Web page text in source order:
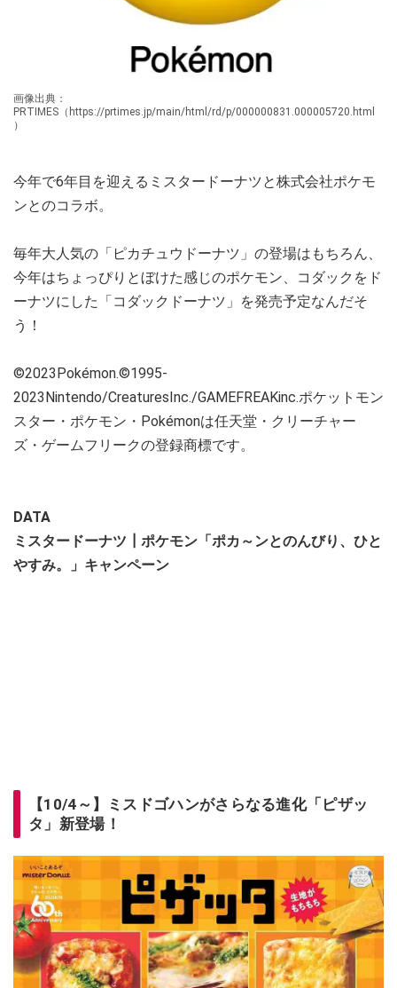
画像出典：
PRTIMES（https://prtimes.jp/main/html/rd/p/000000831.000005720.html
）
今年で6年目を迎えるミスタードーナツと株式会社ポケモ
ンとのコラボ。
毎年大人気の「ピカチュウドーナツ」の登場はもちろん、
今年はちょっぴりとぼけた感じのポケモン、コダックをド
ーナツにした「コダックドーナツ」を発売予定なんだそ
う！
©2023Pokémon.©1995-
2023Nintendo/CreaturesInc./GAMEFREAKinc.ポケットモン
スター・ポケモン・Pokémonは任天堂・クリーチャー
ズ・ゲームフリークの登録商標です。
DATA
ミスタードーナツ┃ポケモン「ポカ～ンとのんびり、ひと
やすみ。」キャンペーン
【10/4～】ミスドゴハンがさらなる進化「ピザッ
タ」新登場！